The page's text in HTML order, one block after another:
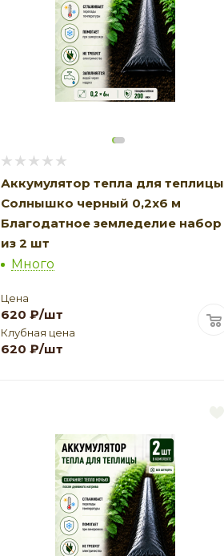
Аккумулятор тепла для теплицы
Солнышко черный 0,2х6 м
Благодатное земледелие набор
из 2 шт
Много
Цена
620 ₽/шт
Клубная цена
620 ₽/шт